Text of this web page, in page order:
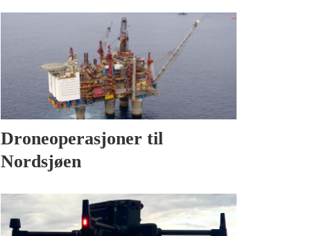
Droneoperasjoner til
Nordsjøen